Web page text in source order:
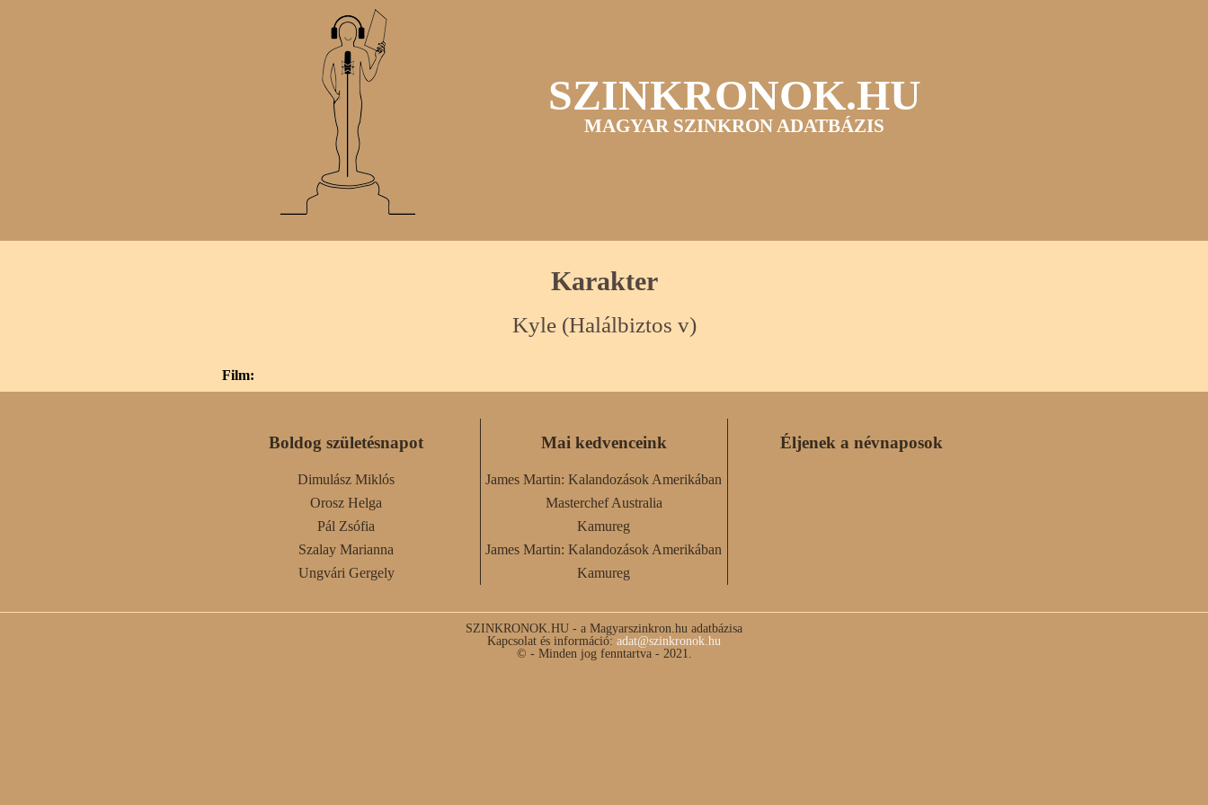
SZINKRONOK.HU
MAGYAR SZINKRON ADATBÁZIS
Karakter
Kyle (Halálbiztos v)
Film:
Boldog születésnapot
Dimulász Miklós
Orosz Helga
Pál Zsófia
Szalay Marianna
Ungvári Gergely
Mai kedvenceink
James Martin: Kalandozások Amerikában
Masterchef Australia
Kamureg
James Martin: Kalandozások Amerikában
Kamureg
Éljenek a névnaposok
SZINKRONOK.HU - a Magyarszinkron.hu adatbázisa
Kapcsolat és információ: adat@szinkronok.hu
© - Minden jog fenntartva - 2021.